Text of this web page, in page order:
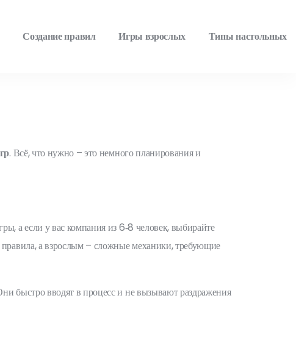
Создание правил Игры взрослых Типы настольных
. Всё, что нужно – это немного планирования и
а если у вас компания из 6‑8 человек, выбирайте
а взрослым – сложные механики, требующие
быстро вводят в процесс и не вызывают раздражения